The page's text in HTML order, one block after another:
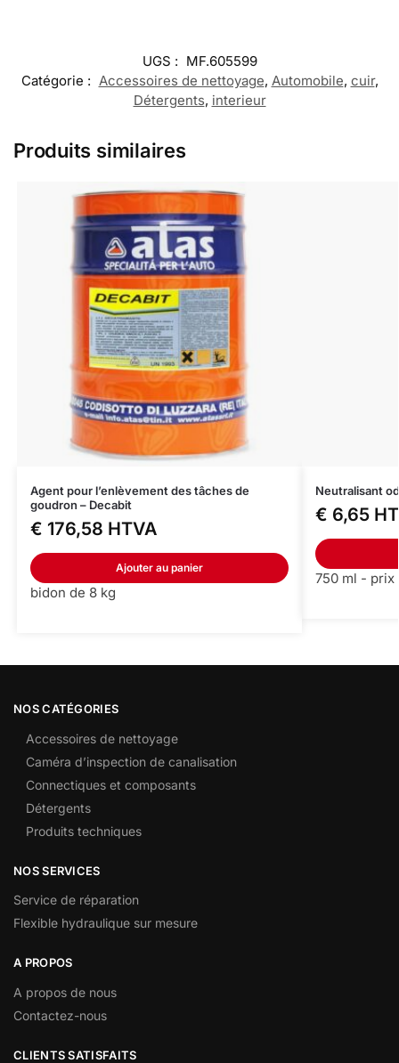
UGS : MF.605599
Catégorie : Accessoires de nettoyage, Automobile, cuir,
Détergents, interieur
Produits similaires
Agent pour l’enlèvement des tâches de
goudron – Decabit
€ 176,58 HTVA
Ajouter au panier
bidon de 8 kg
Neutralisant
€ 6,65
750 ml - prix
NOS CATÉGORIES
Accessoires de nettoyage
Caméra d’inspection de canalisation
Connectiques et composants
Détergents
Produits techniques
NOS SERVICES
Service de réparation
Flexible hydraulique sur mesure
A PROPOS
A propos de nous
Contactez-nous
CLIENTS SATISFAITS